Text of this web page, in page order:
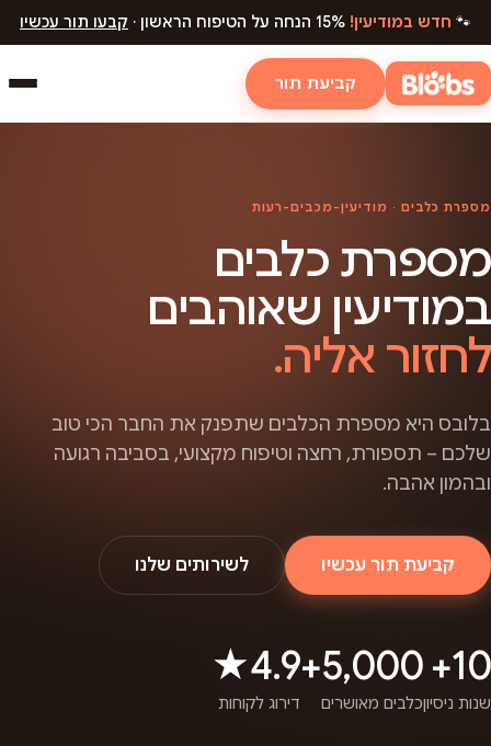
🐾 חדש במודיעין! קבעו תור עכשיו
קביעת תור
מספרת כלבים · מודיעין-מכבים-רעות
מספרת כלבים
במודיעין שאוהבים
לחזור אליה.
בלובס היא מספרת הכלבים שתפנק את החבר הכי טוב
שלכם – תספורת, רחצה וטיפוח מקצועי, בסביבה רגועה
ובהמון אהבה.
קביעת תור עכשיו לשירותים שלנו
10+
שנות ניסיון
5,000+
כלבים מאושרים
4.9★
דירוג לקוחות